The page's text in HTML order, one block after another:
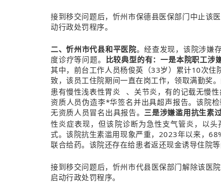
接到移交问题后，忻州市保德县医保部门中止该
动行政处罚程序。
二、忻州市代县和平医院。经查发现，该院涉嫌
度诊疗等问题。 比较典型的有：一是本院职工涉
其中，前台工作人员杨俊英（33岁）累计10次住
致，该员工住院期间一直在岗工作，领取满勤奖
患有慢性浅表性胃炎 、关节炎，有的记载无慢性
资质人员伪造李*华签名并出具超声报告。该院
无资质人员冒名出具报告。 三是涉嫌滥用抗生素
性炎症表现，但该院诊断为急性支气管炎，以头
式。该院抗生素滥用现象严重，2023年以来，
联合给药。该院还存在给患者返还现金诱导住院等
接到移交问题后，忻州市代县医保部门解除该医
启动行政处罚程序。